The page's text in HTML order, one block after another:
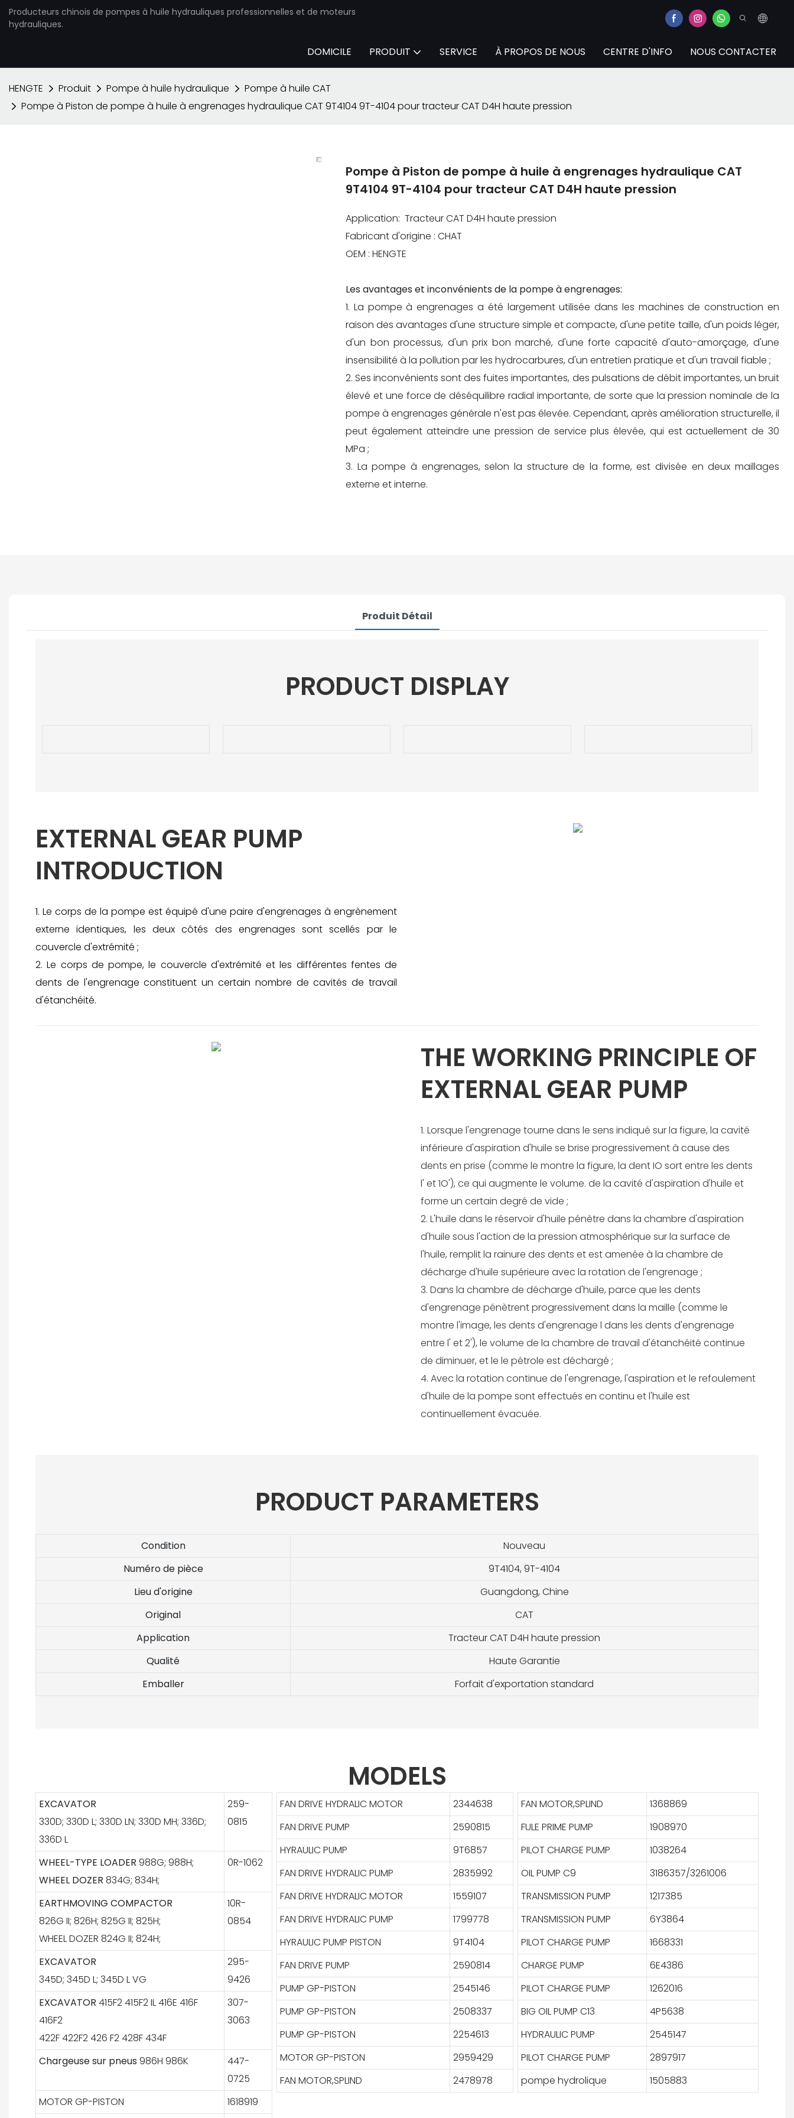
Producteurs chinois de pompes à huile hydrauliques professionnelles et de moteurs
hydrauliques.
DOMICILE PRODUIT SERVICE À PROPOS DE NOUS CENTRE D'INFO NOUS CONTACTER
HENGTE Produit Pompe à huile hydraulique
Pompe à huile CAT
Pompe à Piston de pompe à huile à engrenages hydraulique CAT 9T4104 9T-4104 pour tracteur CAT D4H haute pression
Pompe à Piston de pompe à huile à engrenages hydraulique CAT
9T4104 9T-4104 pour tracteur CAT D4H haute pression
Application: Tracteur CAT D4H haute pression
Fabricant d'origine : CHAT
OEM : HENGTE
Les avantages et inconvénients de la pompe à engrenages:
1. La pompe à engrenages a été largement utilisée dans les machines de construction en
raison des avantages d'une structure simple et compacte, d'une petite taille, d'un poids léger,
d'un bon processus, d'un prix bon marché, d'une forte capacité d'auto-amorçage, d'une
insensibilité à la pollution par les hydrocarbures, d'un entretien pratique et d'un travail fiable ;
2. Ses inconvénients sont des fuites importantes, des pulsations de débit importantes, un bruit
élevé et une force de déséquilibre radial importante, de sorte que la pression nominale de la
pompe à engrenages générale n'est pas élevée. Cependant, après amélioration structurelle, il
peut également atteindre une pression de service plus élevée, qui est actuellement de 30
MPa ;
3. La pompe à engrenages, selon la structure de la forme, est divisée en deux maillages
externe et interne.
Produit Détail
PRODUCT DISPLAY
EXTERNAL GEAR PUMP
INTRODUCTION
1. Le corps de la pompe est équipé d'une paire d'engrenages à engrènement
externe identiques, les deux côtés des engrenages sont scellés par le
couvercle d'extrémité ;
2. Le corps de pompe, le couvercle d'extrémité et les différentes fentes de
dents de l'engrenage constituent un certain nombre de cavités de travail
d'étanchéité.
THE WORKING PRINCIPLE OF
EXTERNAL GEAR PUMP
1. Lorsque l'engrenage tourne dans le sens indiqué sur la figure, la cavité
inférieure d'aspiration d'huile se brise progressivement à cause des
dents en prise (comme le montre la figure, la dent IO sort entre les dents
l' et 1O'), ce qui augmente le volume. de la cavité d'aspiration d'huile et
forme un certain degré de vide ;
2. L'huile dans le réservoir d'huile pénètre dans la chambre d'aspiration
d'huile sous l'action de la pression atmosphérique sur la surface de
l'huile, remplit la rainure des dents et est amenée à la chambre de
décharge d'huile supérieure avec la rotation de l'engrenage ;
3. Dans la chambre de décharge d'huile, parce que les dents
d'engrenage pénètrent progressivement dans la maille (comme le
montre l'image, les dents d'engrenage l dans les dents d'engrenage
entre l' et 2'), le volume de la chambre de travail d'étanchéité continue
de diminuer, et le le pétrole est déchargé ;
4. Avec la rotation continue de l'engrenage, l'aspiration et le refoulement
d'huile de la pompe sont effectués en continu et l'huile est
continuellement évacuée.
PRODUCT PARAMETERS
Condition
Nouveau
Numéro de pièce
9T4104, 9T-4104
Lieu d'origine
Guangdong, Chine
Original
CAT
Application
Tracteur CAT D4H haute pression
Qualité
Haute Garantie
Emballer
Forfait d'exportation standard
MODELS
EXCAVATOR
330D; 330D L; 330D LN; 330D MH; 336D;
336D L
259-
0815
WHEEL-TYPE LOADER 988G; 988H;
WHEEL DOZER 834G; 834H;
0R-1062
EARTHMOVING COMPACTOR
826G II; 826H; 825G II; 825H;
WHEEL DOZER 824G II; 824H;
10R-
0854
EXCAVATOR
345D; 345D L; 345D L VG
295-
9426
EXCAVATOR 415F2 415F2 IL 416E 416F
416F2
422F 422F2 426 F2 428F 434F
307-
3063
Chargeuse sur pneus 986H 986K
447-
0725
MOTOR GP-PISTON
1618919
FAN DRIVE HYDRALIC MOTOR
2344638
FAN DRIVE PUMP
2590815
HYRAULIC PUMP
9T6857
FAN DRIVE HYDRALIC PUMP
2835992
FAN DRIVE HYDRALIC MOTOR
1559107
FAN DRIVE HYDRALIC PUMP
1799778
HYRAULIC PUMP PISTON
9T4104
FAN DRIVE PUMP
2590814
PUMP GP-PISTON
2545146
PUMP GP-PISTON
2508337
PUMP GP-PISTON
2254613
MOTOR GP-PISTON
2959429
FAN MOTOR,SPLIND
2478978
FAN MOTOR,SPLIND
1368869
FULE PRIME PUMP
1908970
PILOT CHARGE PUMP
1038264
OIL PUMP C9
3186357/3261006
TRANSMISSION PUMP
1217385
TRANSMISSION PUMP
6Y3864
PILOT CHARGE PUMP
1668331
CHARGE PUMP
6E4386
PILOT CHARGE PUMP
1262016
BIG OIL PUMP C13
4P5638
HYDRAULIC PUMP
2545147
PILOT CHARGE PUMP
2897917
pompe hydrolique
1505883